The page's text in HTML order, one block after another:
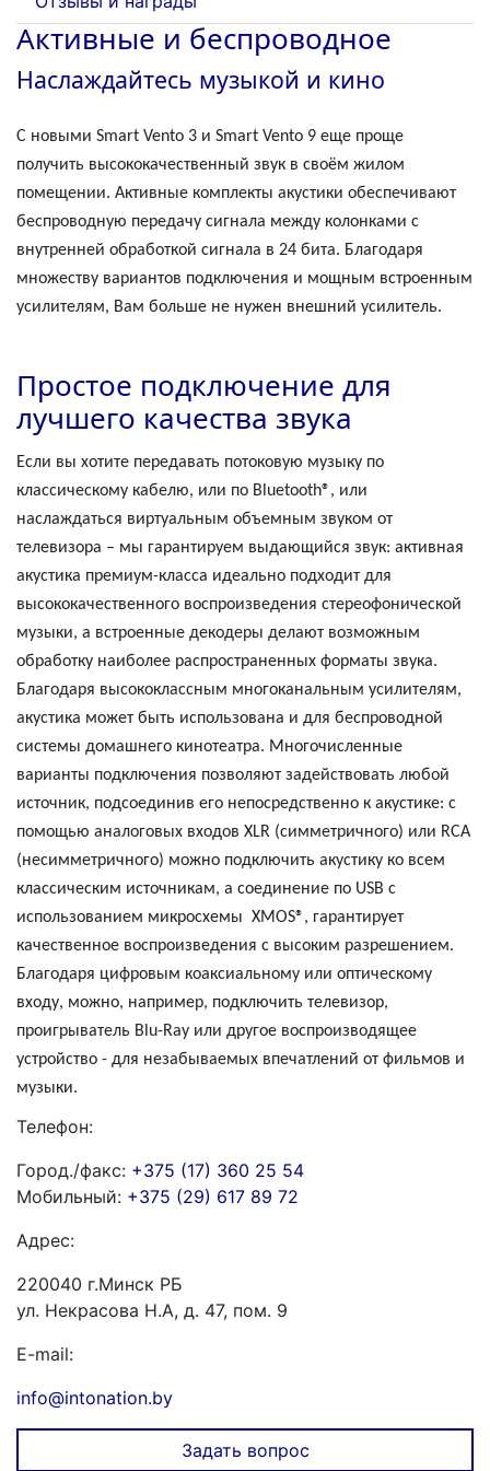
Активные и беспроводное
Наслаждайтесь музыкой и кино
С новыми Smart Vento 3 и Smart Vento 9 еще проще
получить высококачественный звук в своём жилом
помещении. Активные комплекты акустики обеспечивают
беспроводную передачу сигнала между колонками с
внутренней обработкой сигнала в 24 бита. Благодаря
множеству вариантов подключения и мощным встроенным
усилителям, Вам больше не нужен внешний усилитель.
Простое подключение для
лучшего качества звука
Если вы хотите передавать потоковую музыку по
классическому кабелю, или по Bluetooth®, или
наслаждаться виртуальным объемным звуком от
телевизора – мы гарантируем выдающийся звук: активная
акустика премиум-класса идеально подходит для
высококачественного воспроизведения стереофонической
музыки, а встроенные декодеры делают возможным
обработку наиболее распространенных форматы звука.
Благодаря высококлассным многоканальным усилителям,
акустика может быть использована и для беспроводной
системы домашнего кинотеатра. Многочисленные
варианты подключения позволяют задействовать любой
источник, подсоединив его непосредственно к акустике: с
помощью аналоговых входов XLR (симметричного) или RCA
(несимметричного) можно подключить акустику ко всем
классическим источникам, а соединение по USB с
использованием микросхемы XMOS®, гарантирует
качественное воспроизведения с высоким разрешением.
Благодаря цифровым коаксиальному или оптическому
входу, можно, например, подключить телевизор,
проигрыватель Blu-Ray или другое воспроизводящее
устройство - для незабываемых впечатлений от фильмов и
музыки.
Телефон:
Город./факс: +375 (17) 360 25 54
Мобильный: +375 (29) 617 89 72
Адрес:
220040 г.Минск РБ
ул. Некрасова Н.А, д. 47, пом. 9
E-mail:
info@intonation.by
Задать вопрос